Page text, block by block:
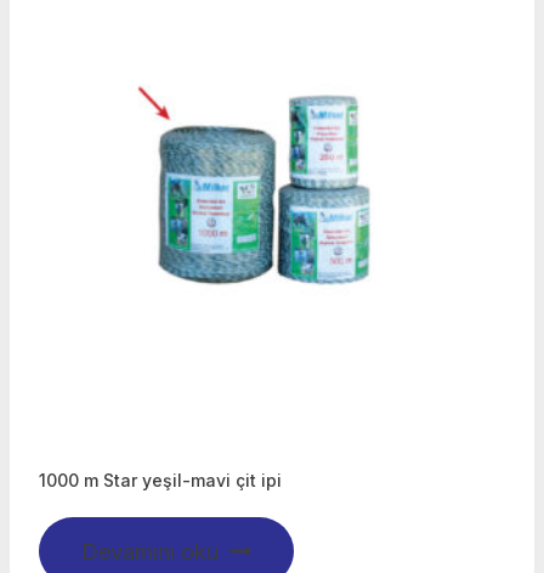
1000 m Star yeşil-mavi çit ipi
Devamını oku